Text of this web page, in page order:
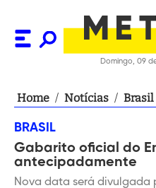
Domingo, 09
Home / Notícias / Brasil
BRASIL
Gabarito oficial do
antecipadamente
Nova data será divulgada